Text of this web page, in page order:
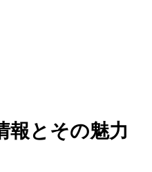
報とその魅力